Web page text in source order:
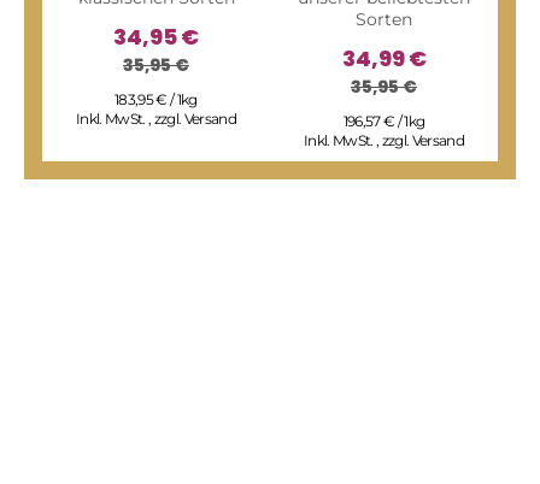
34,95 €
35,95 €
183,95 € / 1kg
Inkl. MwSt. , zzgl. Versand
Sorten
34,99 €
35,95 €
196,57 € / 1kg
Inkl. MwSt. , zzgl. Versand